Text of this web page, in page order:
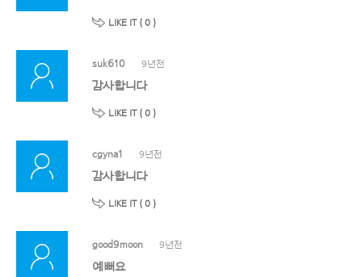
LIKE IT ( 0 )
suk610 9년전
감사합니다
LIKE IT ( 0 )
cgyna1 9년전
감사합니다
LIKE IT ( 0 )
good9moon 9년전
예뻐요